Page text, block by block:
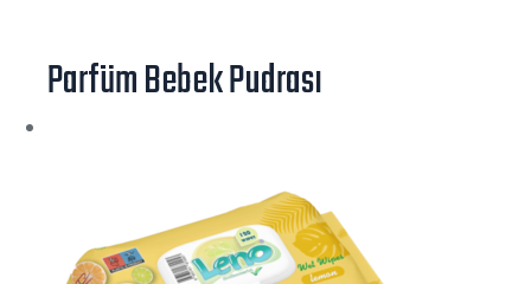
Parfüm Bebek Pudrası